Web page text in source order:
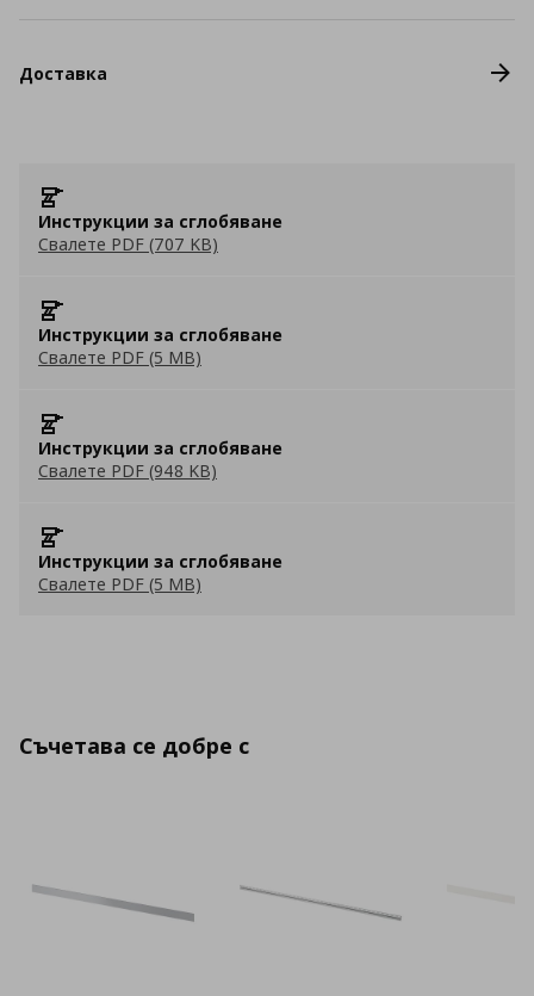
Доставка
Инструкции за сглобяване
Свалете PDF (707 KB)
Инструкции за сглобяване
Свалете PDF (5 MB)
Инструкции за сглобяване
Свалете PDF (948 KB)
Инструкции за сглобяване
Свалете PDF (5 MB)
Съчетава се добре с